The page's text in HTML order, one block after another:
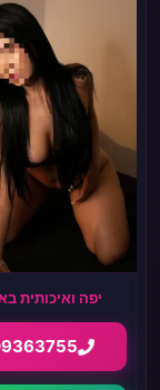
יפה ואיכותית